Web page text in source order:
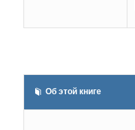
Об этой книге